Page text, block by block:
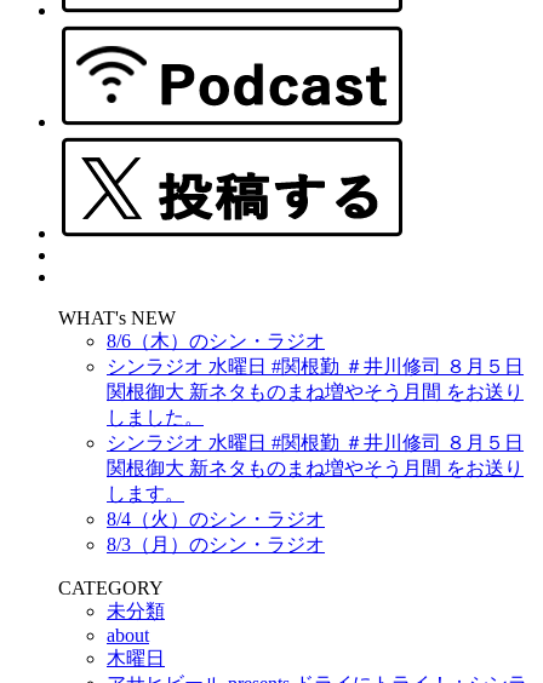
WHAT's NEW
8/6（木）のシン・ラジオ
シンラジオ 水曜日 #関根勤 ＃井川修司 ８月５日
関根御大 新ネタものまね増やそう月間 をお送り
しました。
シンラジオ 水曜日 #関根勤 ＃井川修司 ８月５日
関根御大 新ネタものまね増やそう月間 をお送り
します。
8/4（火）のシン・ラジオ
8/3（月）のシン・ラジオ
CATEGORY
未分類
about
木曜日